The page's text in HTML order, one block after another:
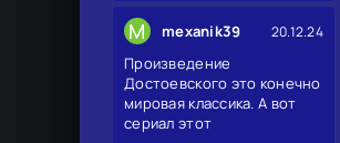
M mexanik39 20.12.24
Произведение
Достоевского это конечно
мировая классика. А вот
сериал этот